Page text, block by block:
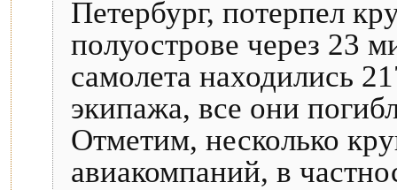
Петербург, потерпел
полуострове через 23
самолета находились
экипажа, все они
Отметим, несколько
авиакомпаний, в